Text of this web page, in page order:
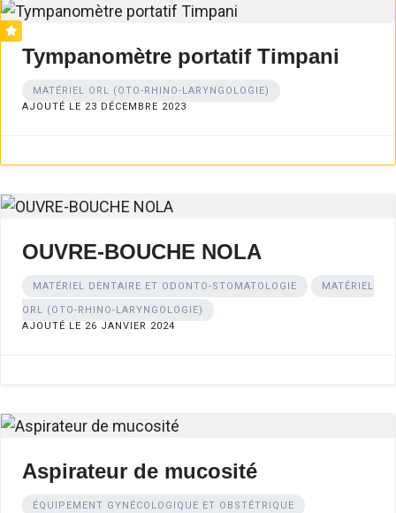
Tympanomètre portatif Timpani
MATÉRIEL ORL (OTO-RHINO-LARYNGOLOGIE)
AJOUTÉ LE 23 DÉCEMBRE 2023
OUVRE-BOUCHE NOLA
MATÉRIEL DENTAIRE ET ODONTO-STOMATOLOGIE MATÉRIEL
ORL (OTO-RHINO-LARYNGOLOGIE)
AJOUTÉ LE 26 JANVIER 2024
Aspirateur de mucosité
ÉQUIPEMENT GYNÉCOLOGIQUE ET OBSTÉTRIQUE